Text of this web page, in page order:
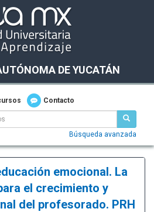
DE YUCATÁN
Contacto
Búsqueda avanzada
emocional. La
el crecimiento y
del profesorado. PRH